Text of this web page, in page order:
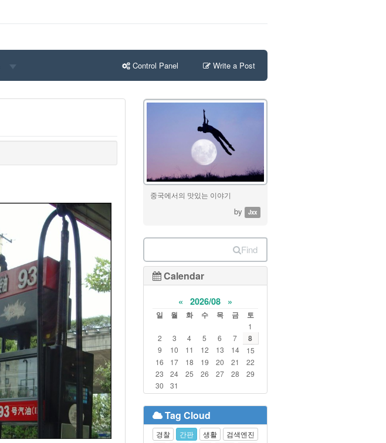
Control Panel Write a Post
중국에서의 맛있는 이야기
by Jxx
Find
Calendar
« 2026/08 »
일 월 화 수 목 금 토
1
2
3 4 5 6 7 8
9 10 11 12 13 14
15
16
17 18 19 20 21
22
23
24 25 26 27 28
29
30
31
Tag Cloud
경찰 간판 생활
검색엔진